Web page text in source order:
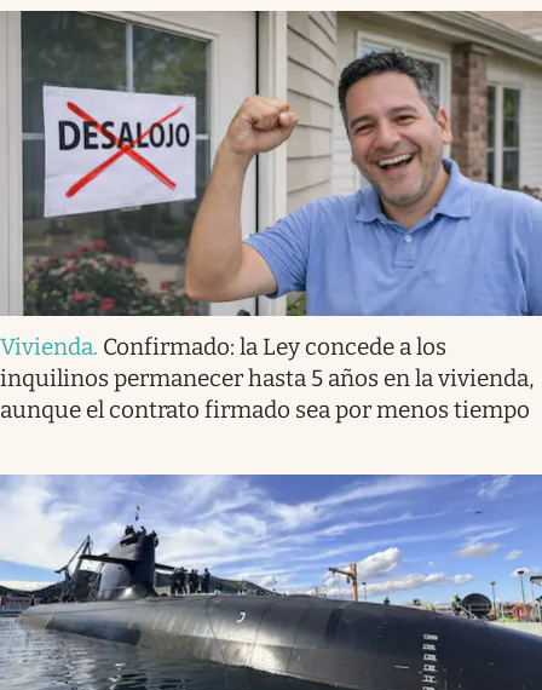
Vivienda. Confirmado: la Ley concede a los
inquilinos permanecer hasta 5 años en la vivienda,
aunque el contrato firmado sea por menos tiempo